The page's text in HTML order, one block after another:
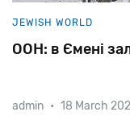
JEWISH WORLD
ООН: в Ємені
admin • 18 March